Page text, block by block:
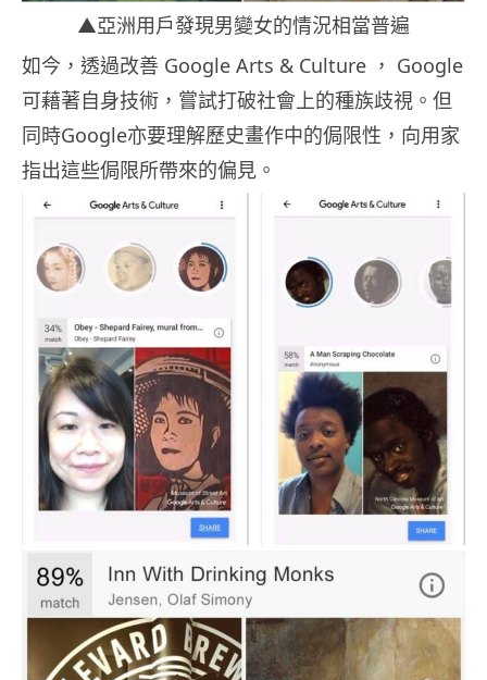
▲亞洲用戶發現男變女的情況相當普遍
如今，透過改善 Google Arts & Culture ， Google
可藉著自身技術，嘗試打破社會上的種族歧視。但
同時Google亦要理解歷史畫作中的侷限性，向用家
指出這些侷限所帶來的偏見。